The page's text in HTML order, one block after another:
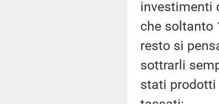
investimenti
che soltanto
resto si
sottrarli
stati prodotti